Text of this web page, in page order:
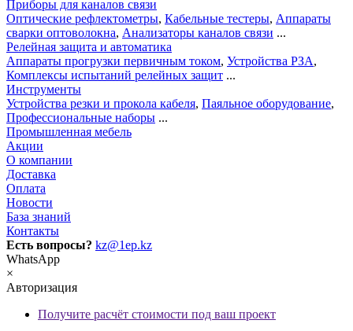
Приборы для каналов связи
Оптические рефлектометры, Кабельные тестеры, Аппараты
сварки оптоволокна, Анализаторы каналов связи ...
Релейная защита и автоматика
Аппараты прогрузки первичным током, Устройства РЗА,
Комплексы испытаний релейных защит ...
Инструменты
Устройства резки и прокола кабеля, Паяльное оборудование,
Профессиональные наборы ...
Промышленная мебель
Акции
О компании
Доставка
Оплата
Новости
База знаний
Контакты
Есть вопросы? kz@1ep.kz
WhatsApp
×
Авторизация
Получите расчёт стоимости под ваш проект